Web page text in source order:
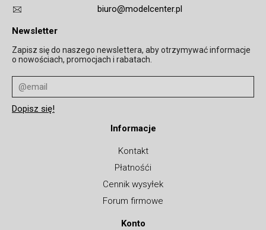
biuro@modelcenter.pl
Informacje
Kontakt
Płatnośći
Cennik wysyłek
Forum firmowe
Konto
Newsletter
Zapisz się do naszego newslettera, aby otrzymywać informacje
o nowościach, promocjach i rabatach.